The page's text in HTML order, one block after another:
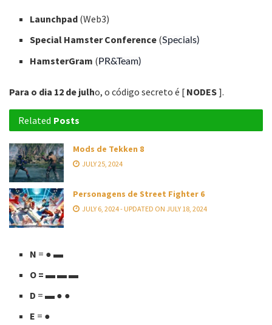
Launchpad (Web3)
Special Hamster Conference (Specials)
HamsterGram ( PR&Team)
Para o dia 12 de julho, o código secreto é [ NODES].
Related Posts
Mods de Tekken 8
JULY 25, 2024
Personagens de Street Fighter 6
JULY 6, 2024 - UPDATED ON JULY 18, 2024
N = ● ▬
O = ▬ ▬ ▬
D =▬ ● ●
E = ●